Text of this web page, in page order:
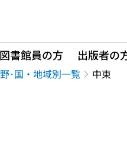
図書館員の方 出版者の
･国・地域別一覧 中東